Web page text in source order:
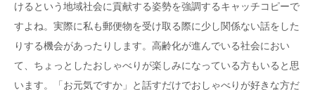
けるという地域社会に貢献する姿勢を強調するキャッチコピーで
すよね。実際に私も郵便物を受け取る際に少し関係ない話をした
りする機会があったりします。高齢化が進んでいる社会におい
て、ちょっとしたおしゃべりが楽しみになっている方もいると思
います。「お元気ですか」と話すだけでおしゃべりが好きな方だ